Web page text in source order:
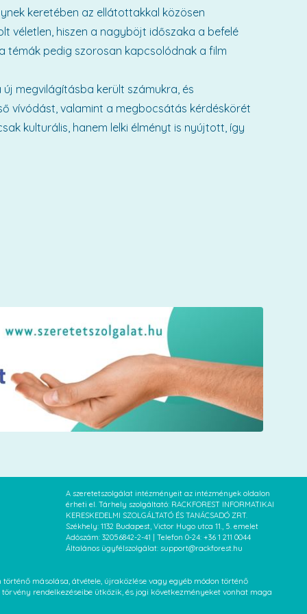
keretében az ellátottakkal közösen
véletlen, hiszen a nagyböjt időszaka a befelé
témák pedig szorosan kapcsolódnak a film
megvilágításba került számukra, és
vívódást, valamint a megbocsátás kérdéskörét
kulturális, hanem lelki élményt is nyújtott, így
A szeretetszolgálat intézményeit az intézmények oldalon
érheti el. Tárhely szolgáltató: RACKFOREST INFORMATIKAI
KERESKEDELMI SZOLGÁLTATÓ ÉS TANÁCSADÓ ZRT.
Székhely: 1132 Budapest, Victor Hugo utca 11., 5. emelet
Adószám: 32056842-2-41 | Telefon 0-24: +36 1 211 0044
Általános ügyfélszolgálat: support@rackforest.hu
másolása, átvétele, újraközlése vagy egyéb módon történő
rendelkezéseibe ütközik, és jogi következményeket vonhat maga